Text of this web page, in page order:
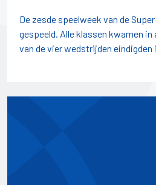
De zesde speelweek van de
gespeeld. Alle klassen kwamen
van de vier wedstrijden eindigden